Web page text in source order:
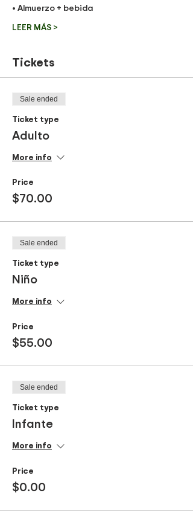
• Almuerzo + bebida
LEER MÁS >
Tickets
Sale ended
Ticket type
Adulto
More info
Price
$70.00
Sale ended
Ticket type
Niño
More info
Price
$55.00
Sale ended
Ticket type
Infante
More info
Price
$0.00